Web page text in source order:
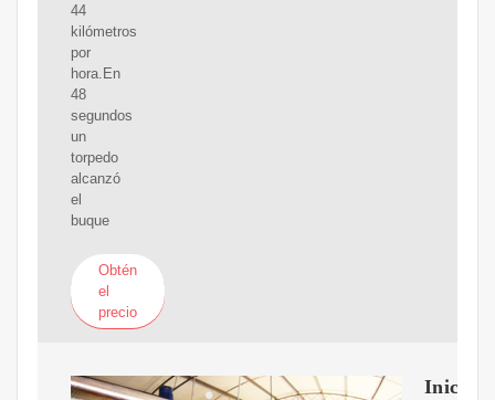
44
kilómetros
por
hora.En
48
segundos
un
torpedo
alcanzó
el
buque
Obtén
el
precio
Inicia